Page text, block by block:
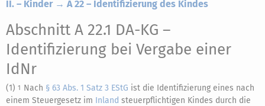
II. – Kinder → A 22 – Identifizierung des Kindes
Abschnitt A 22.1 DA-KG –
Identifizierung bei Vergabe einer
IdNr
(1) 1 Nach § 63 Abs. 1 Satz 3 EStG ist die Identifizierung eines nach
einem Steuergesetz im Inland steuerpflichtigen Kindes durch die